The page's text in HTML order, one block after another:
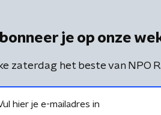
je op onze
zaterdag het beste van NPO